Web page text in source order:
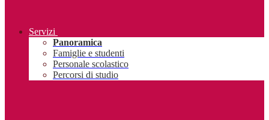
Servizi
Panoramica
Famiglie e studenti
Personale scolastico
Percorsi di studio